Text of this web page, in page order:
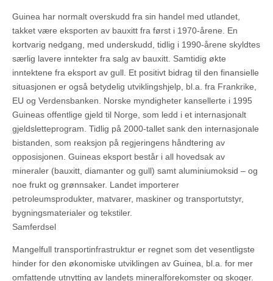
Guinea har normalt overskudd fra sin handel med utlandet,
takket være eksporten av bauxitt fra først i 1970-årene. En
kortvarig nedgang, med underskudd, tidlig i 1990-årene skyldtes
særlig lavere inntekter fra salg av bauxitt. Samtidig økte
inntektene fra eksport av gull. Et positivt bidrag til den finansielle
situasjonen er også betydelig utviklingshjelp, bl.a. fra Frankrike,
EU og Verdensbanken. Norske myndigheter kansellerte i 1995
Guineas offentlige gjeld til Norge, som ledd i et internasjonalt
gjeldsletteprogram. Tidlig på 2000-tallet sank den internasjonale
bistanden, som reaksjon på regjeringens håndtering av
opposisjonen. Guineas eksport består i all hovedsak av
mineraler (bauxitt, diamanter og gull) samt aluminiumoksid – og
noe frukt og grønnsaker. Landet importerer
petroleumsprodukter, matvarer, maskiner og transportutstyr,
bygningsmaterialer og tekstiler.
Samferdsel
Mangelfull transportinfrastruktur er regnet som det vesentligste
hinder for den økonomiske utviklingen av Guinea, bl.a. for mer
omfattende utnytting av landets mineralforekomster og skoger.